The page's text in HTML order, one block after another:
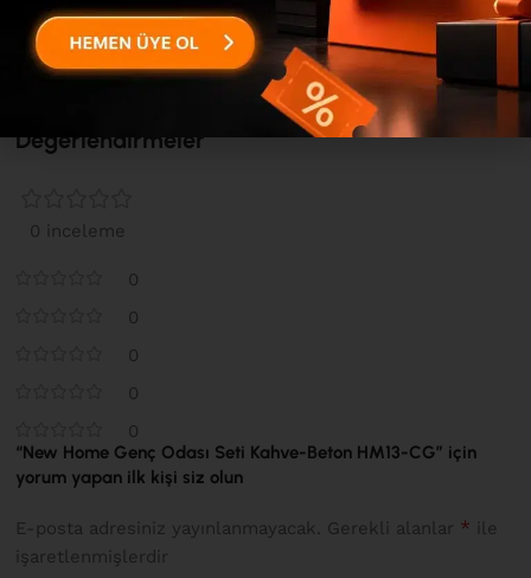
şekilde ulaştırılmaktadır. ...Devamını Gör
Değerlendirmeler
0 inceleme
0
0
0
0
0
“New Home Genç Odası Seti Kahve-Beton HM13-CG” için
yorum yapan ilk kişi siz olun
E-posta adresiniz yayınlanmayacak. Gerekli alanlar * ile
işaretlenmişlerdir